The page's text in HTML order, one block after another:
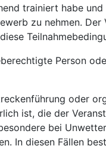
trainiert habe
zu nehmen.
Person
oder
ist, die der
bei
In diesen Fällen